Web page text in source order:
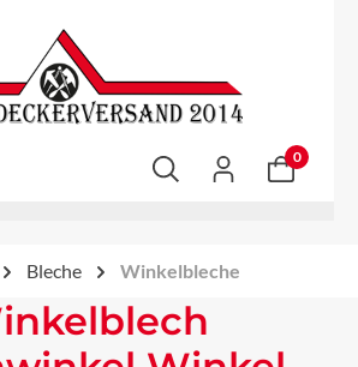
0
Bleche Winkelbleche